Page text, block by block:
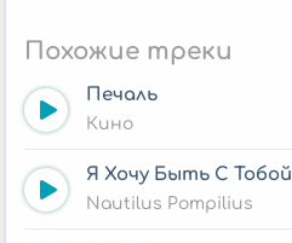
Похожие треки
Печаль
Кино
Я Хочу Быть С Тобой
Nautilus Pompilius